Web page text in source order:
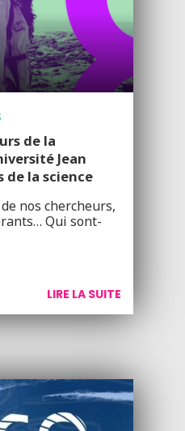
de la
Jean
de la science
nos chercheurs,
Qui sont-
LIRE LA SUITE